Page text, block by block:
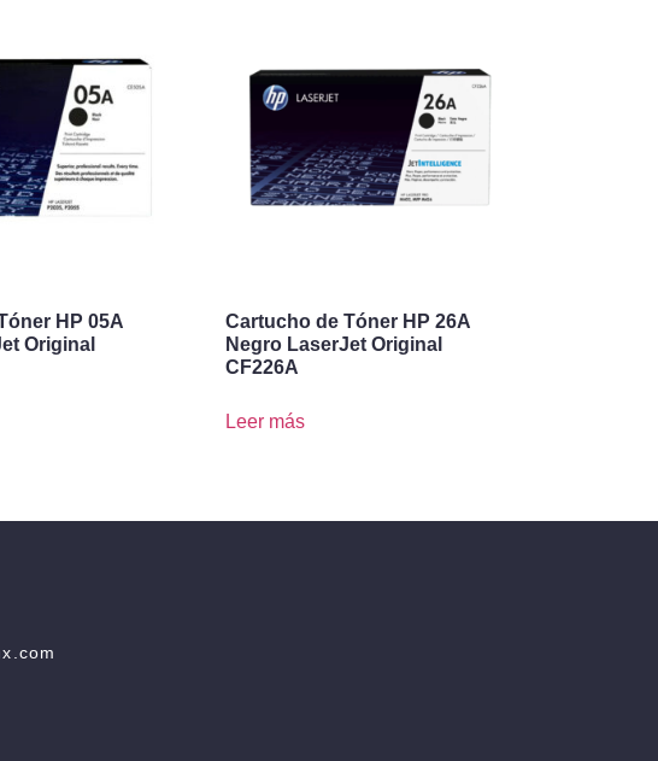
HP 05A
Original
Cartucho de Tóner HP 26A
Negro LaserJet Original
CF226A
Leer más